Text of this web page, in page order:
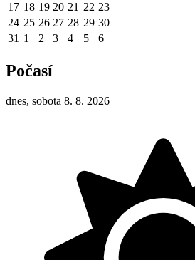
17 18 19 20 21 22 23
24 25 26 27 28 29 30
31 1 2 3 4 5 6
Počasí
dnes, sobota 8. 8. 2026